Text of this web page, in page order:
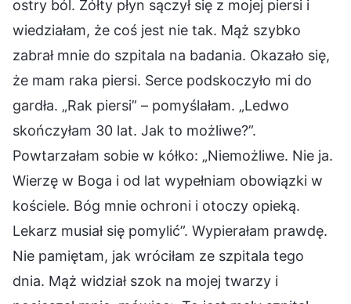
ostry ból. Żółty płyn sączył się z mojej piersi i
wiedziałam, że coś jest nie tak. Mąż szybko
zabrał mnie do szpitala na badania. Okazało się,
że mam raka piersi. Serce podskoczyło mi do
gardła. „Rak piersi” – pomyślałam. „Ledwo
skończyłam 30 lat. Jak to możliwe?”.
Powtarzałam sobie w kółko: „Niemożliwe. Nie ja.
Wierzę w Boga i od lat wypełniam obowiązki w
kościele. Bóg mnie ochroni i otoczy opieką.
Lekarz musiał się pomylić”. Wypierałam prawdę.
Nie pamiętam, jak wróciłam ze szpitala tego
dnia. Mąż widział szok na mojej twarzy i